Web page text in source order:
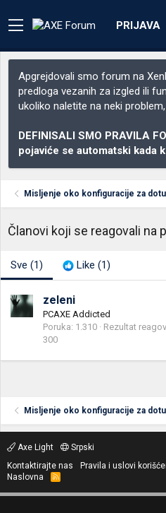
PRIJAVA
Apgrejdovali smo forum na
predloga vezanih za izgled ili
ukoliko naletite na neki
DEFINISALI SMO PRAVILA
pojaviće se automatski kada
Misljenje oko konfiguracije za dotu
Članovi koji se reagovali na
Sve (1) Like (1)
zeleni
PCAXE Addicted
Poruka 1.310 Rezultat
300
Misljenje oko konfiguracije za dotu
Axe Light
Srpski
Kontaktirajte nas
Pravila i uslovi
Naslovna
R
S